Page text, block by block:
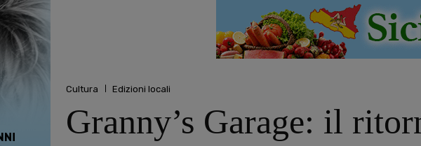
Cultura Edizioni locali
Granny’s Garage: il